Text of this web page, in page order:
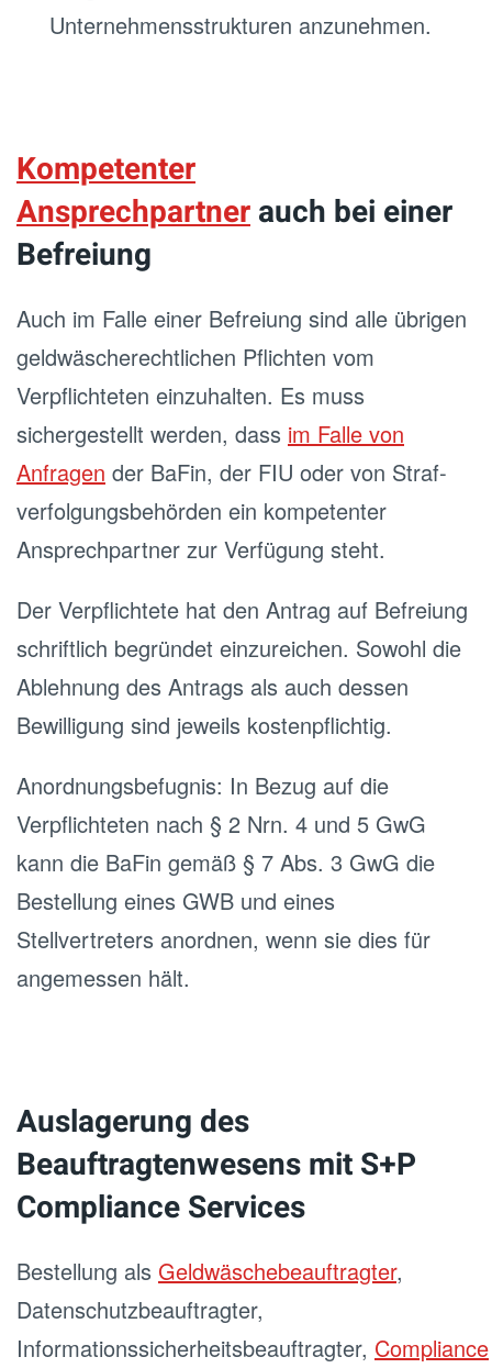
Unternehmensstrukturen anzunehmen.
Kompetenter
Ansprechpartnerauch bei einer
Befreiung
Auch im Falle einer Befreiung sind alle übrigen
geldwäscherechtlichen Pflichten vom
Verpflichteten einzuhalten. Es muss
sichergestellt werden, dass im Falle von
Anfragen der BaFin, der FIU oder von Straf-
verfolgungsbehörden ein kompetenter
Ansprechpartner zur Verfügung steht.
Der Verpflichtete hat den Antrag auf Befreiung
schriftlich begründet einzureichen. Sowohl die
Ablehnung des Antrags als auch dessen
Bewilligung sind jeweils kostenpflichtig.
Anordnungsbefugnis: In Bezug auf die
Verpflichteten nach § 2 Nrn. 4 und 5 GwG
kann die BaFin gemäß § 7 Abs. 3 GwG die
Bestellung eines GWB und eines
Stellvertreters anordnen, wenn sie dies für
angemessen hält.
Auslagerung des
Beauftragtenwesens mit S+P
Compliance Services
Bestellung als Geldwäschebeauftragter,
Datenschutzbeauftragter,
Informationssicherheitsbeauftragter, Compliance